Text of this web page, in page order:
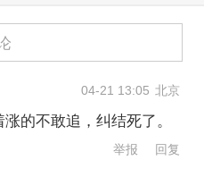
金兑现或调仓的预
报业绩兑现、新质
，短线市场预计维
构性热点不断”的行
04-21 13:05 北京
的不敢追，纠结死了。
举报 回复